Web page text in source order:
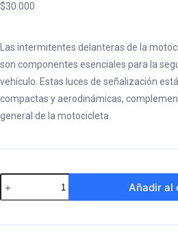
$30.000
Las intermitentes delanteras de la
son componentes esenciales para la
vehículo. Estas luces de señalización
compactas y aerodinámicas,
general de la motocicleta.
para
Añadir al